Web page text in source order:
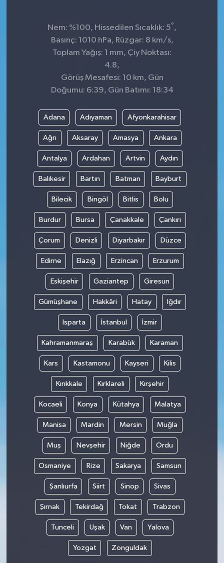
Nem: %100, Hissedilen Sıcaklık: 5°,
Basınç: 1010 hPa, Rüzgar: 8 km/s,
Toplam Yağış: 1 mm, Çiy Noktası:
4.8,
Görüş Mesafesi: 10 km, Gün
Doğumu: 6:39, Gün Batımı: 18:34
Adana Adıyaman Afyonkarahisar
Ağrı Aksaray Amasya Ankara
Antalya Ardahan Artvin Aydın
Balıkesir Bartın Batman Bayburt
Bilecik Bingöl Bitlis Bolu
Burdur Bursa Çanakkale Çankırı
Çorum Denizli Diyarbakır Düzce
Edirne Elazığ Erzincan Erzurum
Eskişehir Gaziantep Giresun
Gümüşhane Hakkâri Hatay Iğdır
Isparta İstanbul İzmir
Kahramanmaraş Karabük Karaman
Kars Kastamonu Kayseri Kilis
Kırıkkale Kırklareli Kırşehir
Kocaeli Konya Kütahya Malatya
Manisa Mardin Mersin Muğla
Muş Nevşehir Niğde Ordu
Osmaniye Rize Sakarya Samsun
Şanlıurfa Siirt Sinop Sivas
Şırnak Tekirdağ Tokat Trabzon
Tunceli Uşak Van Yalova
Yozgat Zonguldak